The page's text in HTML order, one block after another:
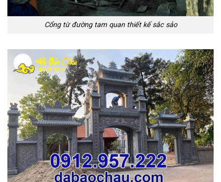
Cổng từ đường tam quan thiết kế sắc sảo